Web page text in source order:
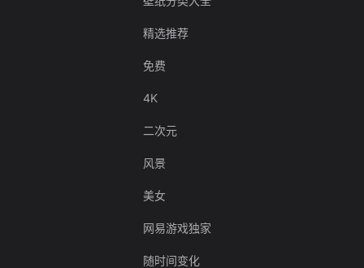
精选推荐
免费
4K
二次元
风景
美女
网易游戏独家
随时间变化